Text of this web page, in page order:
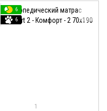
6
6
1